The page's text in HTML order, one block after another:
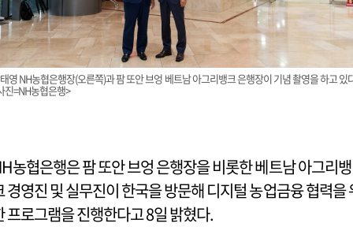
영 NH농협은행장(오른쪽)과 팜 또안 브엉 베트남 아그리뱅크 은행장이 기념 촬영을 하고 있
진=NH농협은행>
농협은행은 팜 또안 브엉 은행장을 비롯한 베트남 아그리뱅
경영진 및 실무진이 한국을 방문해 디지털 농업금융 협력을
프로그램을 진행한다고 8일 밝혔다.